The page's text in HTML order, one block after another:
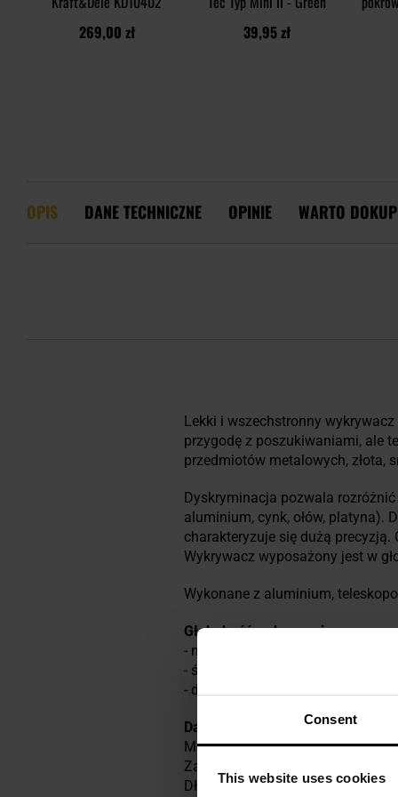
Consent
This website uses cookies
269,00 zł
39,95 zł
OPIS DANE TECHNICZNE OPINIE WARTO
Lekki i wszechstronny
przygodę z poszukiwaniami, ale
przedmiotów metalowych, złota,
Dyskryminacja pozwala
aluminium, cynk, ołów, platyna).
charakteryzuje się dużą
Wykrywacz wyposażony jest w
Wykonane z aluminium,
Głębokość wykrywania:
- ​małe przedmioty: do ok. 26 cm,
- średnie przedmioty: do ok. 60
- duże przedmioty: powyżej 160
Dane techniczne
Model: KD10402
Zasilanie: 2x bateria 9 V (brak w
Długość: regulowana od około